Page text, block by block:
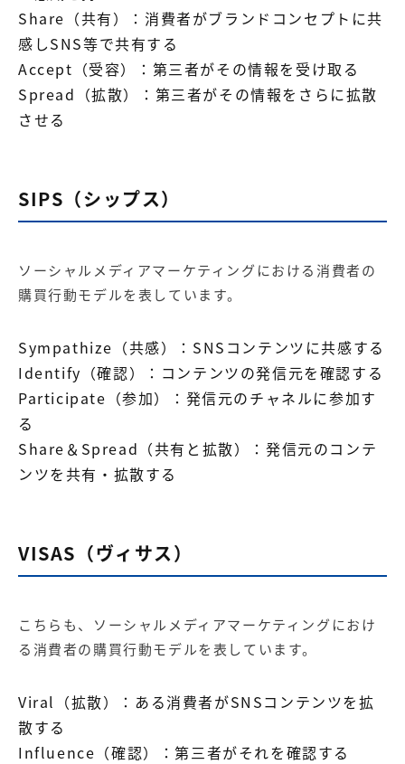
Share（共有）：消費者がブランドコンセプトに共
感しSNS等で共有する
Accept（受容）：第三者がその情報を受け取る
Spread（拡散）：第三者がその情報をさらに拡散
させる
SIPS（シップス）
ソーシャルメディアマーケティングにおける消費者の
購買行動モデルを表しています。
Sympathize（共感）：SNSコンテンツに共感する
Identify（確認）：コンテンツの発信元を確認する
Participate（参加）：発信元のチャネルに参加す
る
Share＆Spread（共有と拡散）：発信元のコンテ
ンツを共有・拡散する
VISAS（ヴィサス）
こちらも、ソーシャルメディアマーケティングにおけ
る消費者の購買行動モデルを表しています。
Viral（拡散）：ある消費者がSNSコンテンツを拡
散する
Influence（確認）：第三者がそれを確認する